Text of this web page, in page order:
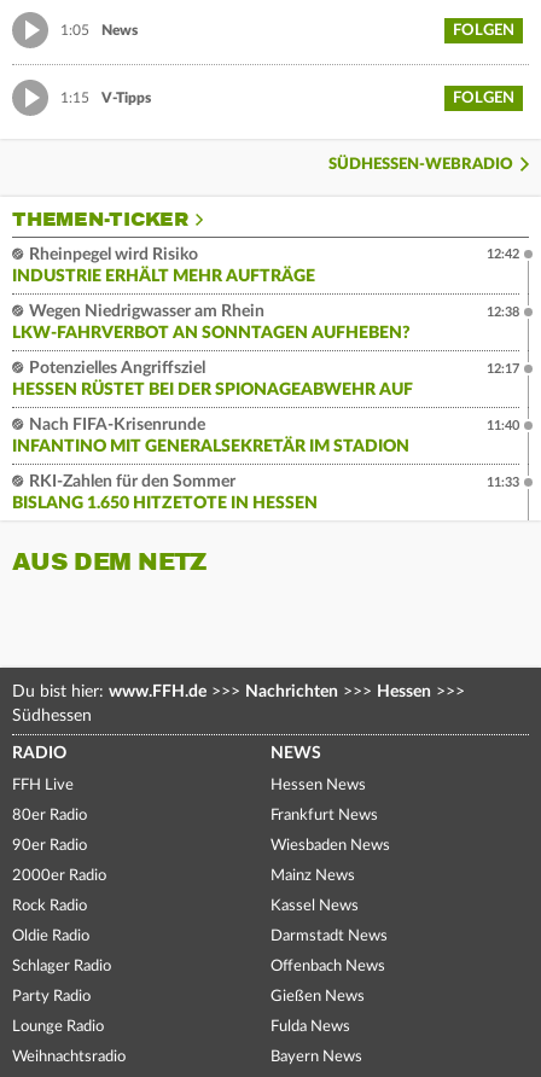
1:05 News FOLGEN
1:15 V-Tipps FOLGEN
SÜDHESSEN-WEBRADIO
THEMEN-TICKER
Rheinpegel wird Risiko
INDUSTRIE ERHÄLT MEHR AUFTRÄGE
12:42
Wegen Niedrigwasser am Rhein
LKW-FAHRVERBOT AN SONNTAGEN AUFHEBEN?
12:38
Potenzielles Angriffsziel
HESSEN RÜSTET BEI DER SPIONAGEABWEHR AUF
12:17
Nach FIFA-Krisenrunde
INFANTINO MIT GENERALSEKRETÄR IM STADION
11:40
RKI-Zahlen für den Sommer
BISLANG 1.650 HITZETOTE IN HESSEN
11:33
AUS DEM NETZ
Du bist hier: www.FFH.de >>> Nachrichten >>> Hessen >>>
Südhessen
RADIO
FFH Live
80er Radio
90er Radio
2000er Radio
Rock Radio
Oldie Radio
Schlager Radio
Party Radio
Lounge Radio
Weihnachtsradio
NEWS
Hessen News
Frankfurt News
Wiesbaden News
Mainz News
Kassel News
Darmstadt News
Offenbach News
Gießen News
Fulda News
Bayern News